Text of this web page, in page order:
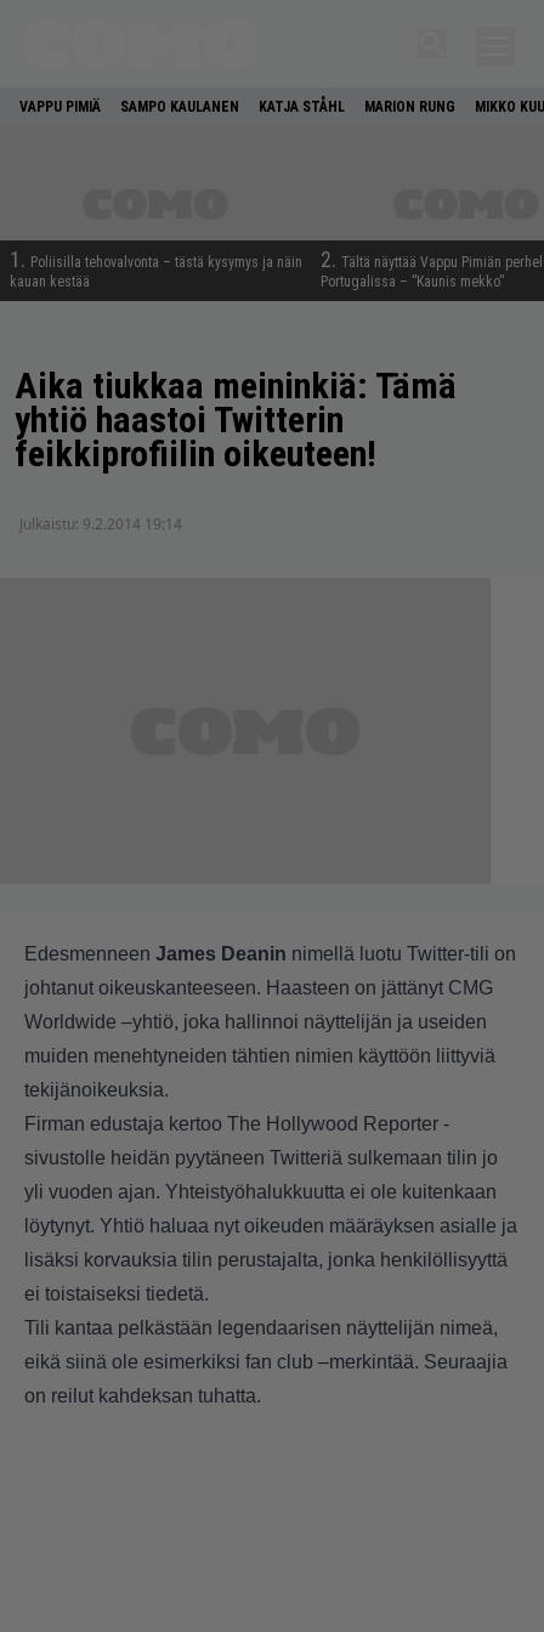
VAPPU PIMIÄ SAMPO KAULANEN KATJA STÅHL MARION RUNG MIKKO
1. Poliisilla tehovalvonta – tästä kysymys ja näin
kauan kestää
2. Tältä näyttää Vappu Pimiän
Portugalissa – ”Kaunis mekko”
Aika tiukkaa meininkiä: Tämä
yhtiö haastoi Twitterin
feikkiprofiilin oikeuteen!
Julkaistu: 9.2.2014 19:14
Edesmenneen James Deanin nimellä luotu Twitter-tili on
johtanut oikeuskanteeseen. Haasteen on jättänyt CMG
Worldwide –yhtiö, joka hallinnoi näyttelijän ja useiden
muiden menehtyneiden tähtien nimien käyttöön liittyviä
tekijänoikeuksia.
Firman edustaja kertoo The Hollywood Reporter -
sivustolle heidän pyytäneen Twitteriä sulkemaan tilin jo
yli vuoden ajan. Yhteistyöhalukkuutta ei ole kuitenkaan
löytynyt. Yhtiö haluaa nyt oikeuden määräyksen asialle ja
lisäksi korvauksia tilin perustajalta, jonka henkilöllisyyttä
ei toistaiseksi tiedetä.
Tili kantaa pelkästään legendaarisen näyttelijän nimeä,
eikä siinä ole esimerkiksi fan club –merkintää. Seuraajia
on reilut kahdeksan tuhatta.